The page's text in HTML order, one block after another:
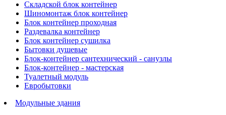
Складской блок контейнер
Шиномонтаж блок контейнер
Блок контейнер проходная
Раздевалка контейнер
Блок контейнер сушилка
Бытовки душевые
Блок-контейнер сантехнический - санузлы
Блок-контейнер - мастерская
Туалетный модуль
Евробытовки
Модульные здания